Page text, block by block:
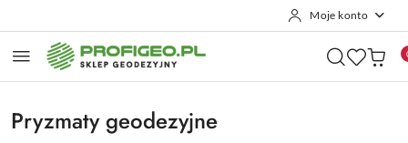
Moje konto
Pryzmaty geodezyjne